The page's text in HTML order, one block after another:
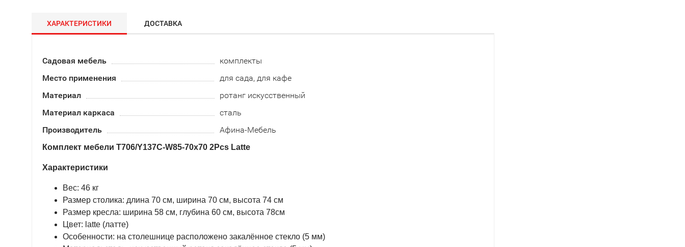
ХАРАКТЕРИСТИКИ ДОСТАВКА
Садовая мебель
комплекты
Место применения
для сада, для кафе
Материал
ротанг искусственный
Материал каркаса
сталь
Производитель
Афина-Мебель
Комплект мебели T706/Y137C-W85-70x70 2Pcs Latte
Характеристики
Вес: 46 кг
Размер столика: длина 70 см, ширина 70 см, высота 74 см
Размер кресла: ширина 58 см, глубина 60 см, высота 78см
Цвет: latte (латте)
Особенности: на столешнице расположено закалённое стекло (5 мм)